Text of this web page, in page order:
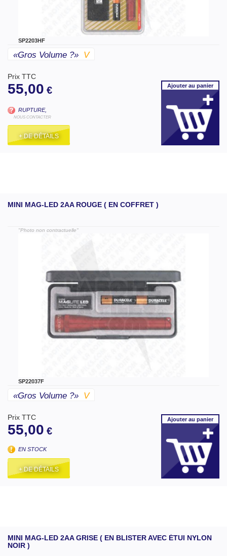
SP2203HF
«gros Volume ?» V
Prix TTC
55,00 €
RUPTURE,
NOUS CONTACTER
+ DE DÉTAILS
Ajouterau panier
MINI MAG-LED 2AA ROUGE ( EN COFFRET )
"Photo non contractuelle"
SP22037F
«gros Volume ?» V
Prix TTC
55,00 €
EN STOCK
+ DE DÉTAILS
Ajouterau panier
MINI MAG-LED 2AA GRISE ( EN BLISTER AVEC ÉTUI NYLON
NOIR )